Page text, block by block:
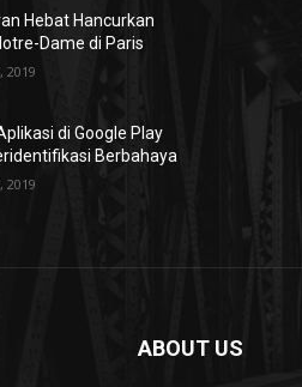
Hebat Hancurkan
Dame di Paris
2019
di Google Play
Berbahaya
2019
ABOUT US